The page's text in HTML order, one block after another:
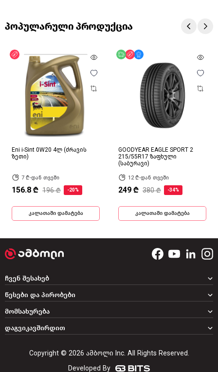
პოპულარული პროდუქცია
ფასდაკლება
Eni i-Sint 0W20 4ლ (ძრავის
ზეთი)
7 ₾-დან თვეში
156.8 ₾ 196 ₾ -20%
კალათაში დამატება
უფასო მიწოდება
ფასდაკლება
GOODYEAR EAGLE SPORT 2
215/55R17 ზაფხული
(საბურავი)
12 ₾-დან თვეში
249 ₾ 380 ₾ -34%
კალათაში დამატება
დაგვიკავშირდით
ჩვენ შესახებ
წესები და პირობები
მომსახურება
Copyright © 2026 ამბოლი Inc. All Rights Reserved.
Developed By